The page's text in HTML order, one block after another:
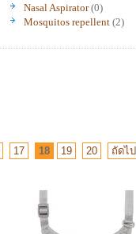
Nasal Aspirator(0)
Mosquitos repellent (2)
17 18 19 20 ถัดไป